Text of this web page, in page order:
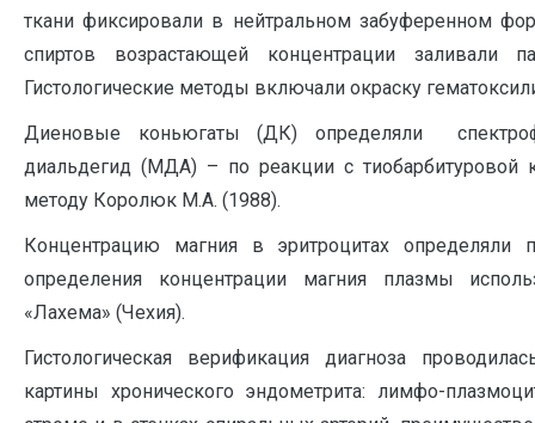
ткани фиксировали в нейтральном забуференном
спиртов возрастающей концентрации заливали
Гистологические методы включали окраску
Диеновые коньюгаты (ДК) определяли
диальдегид (МДА) – по реакции с тиобарбитуровой
методу Королюк М.А. (1988).
Концентрацию магния в эритроцитах
определения концентрации магния плазмы
«Лахема» (Чехия).
Гистологическая верификация диагноза
картины хронического эндометрита: лимфо-